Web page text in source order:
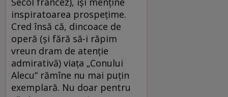
inspiratoarea prospețime.
Cred însă că, dincoace de
operă (și fără să-i răpim
vreun dram de atenție
admirativă) viața „Conului
Alecu“ rămîne nu mai puțin
exemplară. Nu doar pentru